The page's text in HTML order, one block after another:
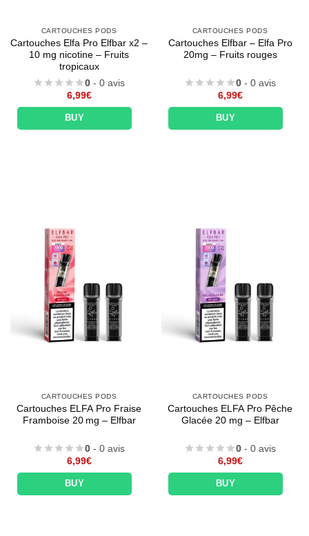
CARTOUCHES PODS
Cartouches Elfa Pro Elfbar x2 –
10 mg nicotine – Fruits
tropicaux
0 - 0 avis
6,99€
BUY
CARTOUCHES PODS
Cartouches Elfbar – Elfa Pro
20mg – Fruits rouges
0 - 0 avis
6,99€
BUY
CARTOUCHES PODS
Cartouches ELFA Pro Fraise
Framboise 20 mg – Elfbar
0 - 0 avis
6,99€
BUY
CARTOUCHES PODS
Cartouches ELFA Pro Pêche
Glacée 20 mg – Elfbar
0 - 0 avis
6,99€
BUY